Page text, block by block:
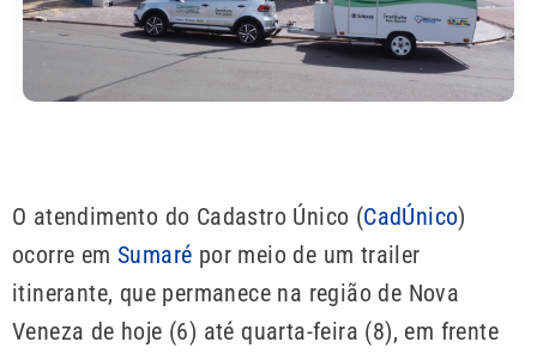
O atendimento do Cadastro Único (CadÚnico)
ocorre emSumaré por meio de um trailer
itinerante, que permanece na região de Nova
Veneza de hoje (6) até quarta-feira (8), em frente